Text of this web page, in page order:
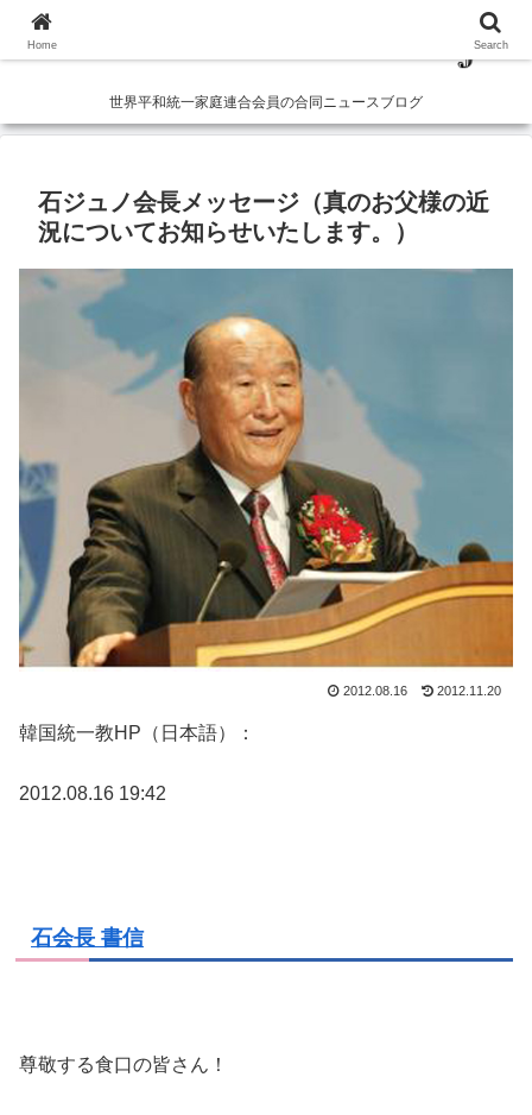
世界平和統一家庭連合会員の合同ニュースブログ
石ジュノ会長メッセージ（真のお父様の近
況についてお知らせいたします。）
2012.08.16 2012.11.20
韓国統一教HP（日本語）：
2012.08.16 19:42
石会長 書信
尊敬する食口の皆さん！
Home Search